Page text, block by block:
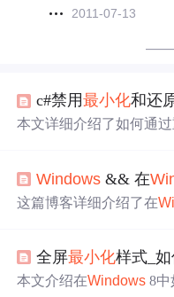
2011-07-13
——
c#禁用最小化和还
本文详细介绍了如何通
特定快捷键的方法。
Windows && 在
这篇博客详细介绍了在
更高效地管理工作窗口
全屏最小化样式_
本文介绍在Windows 8中